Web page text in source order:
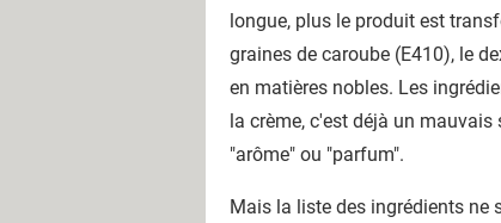
longue, plus le produit est
graines de caroube (E410), le
en matières nobles. Les
la crème, c'est déjà un
"arôme" ou "parfum".
Mais la liste des ingrédients ne